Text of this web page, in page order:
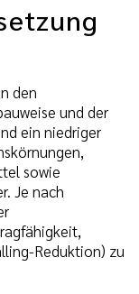
den
und der
ein niedriger
sowie
Je nach
Reduktion) zu